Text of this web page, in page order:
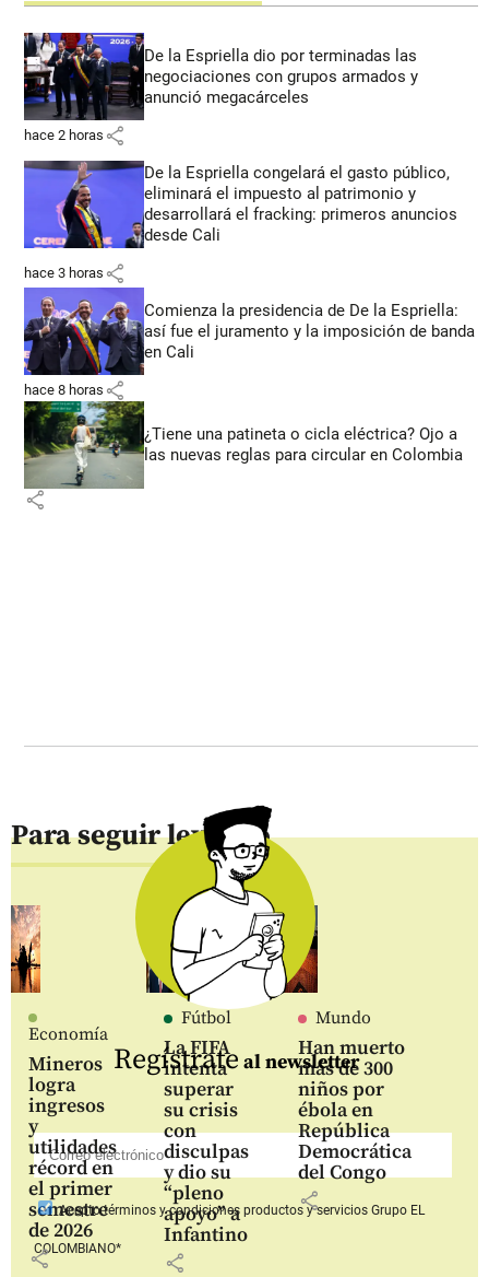
De la Espriella dio por terminadas las
negociaciones con grupos armados y
anunció megacárceles
hace 2 horas share
De la Espriella congelará el gasto público,
eliminará el impuesto al patrimonio y
desarrollará el fracking: primeros anuncios
desde Cali
hace 3 horas share
Comienza la presidencia de De la Espriella:
así fue el juramento y la imposición de banda
en Cali
hace 8 horas share
¿Tiene una patineta o cicla eléctrica? Ojo a
las nuevas reglas para circular en Colombia
share
Para seguir leyendo
Economía
Mineros
logra
ingresos
y
utilidades
récord en
el primer
semestre
de 2026
share
Fútbol
La FIFA
intenta
superar
su crisis
con
disculpas
y dio su
“pleno
apoyo” a
Infantino
share
Mundo
Han muerto
más de 300
niños por
ébola en
República
Democrática
del Congo
share
Regístrate al newsletter
Aceptotérminos y condiciones productos y serviciosGrupo EL
COLOMBIANO*